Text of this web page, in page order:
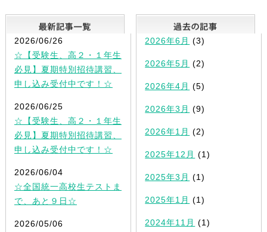
最新記事一覧
2026/06/26
☆【受験生、高２・１年生
必見】夏期特別招待講習、
申し込み受付中です！☆
2026/06/25
☆【受験生、高２・１年生
必見】夏期特別招待講習、
申し込み受付中です！☆
2026/06/04
☆全国統一高校生テストま
で、あと９日☆
2026/05/06
2026年6月 (3)
2026年5月 (2)
2026年4月 (5)
2026年3月 (9)
2026年1月 (2)
2025年12月 (1)
2025年3月 (1)
2025年1月 (1)
2024年11月 (1)